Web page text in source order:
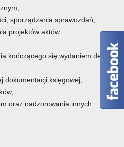
sporządzania sprawozdań,
projektów aktów
kończącego się wydaniem decyzji
dokumentacji księgowej,
oraz nadzorowania innych